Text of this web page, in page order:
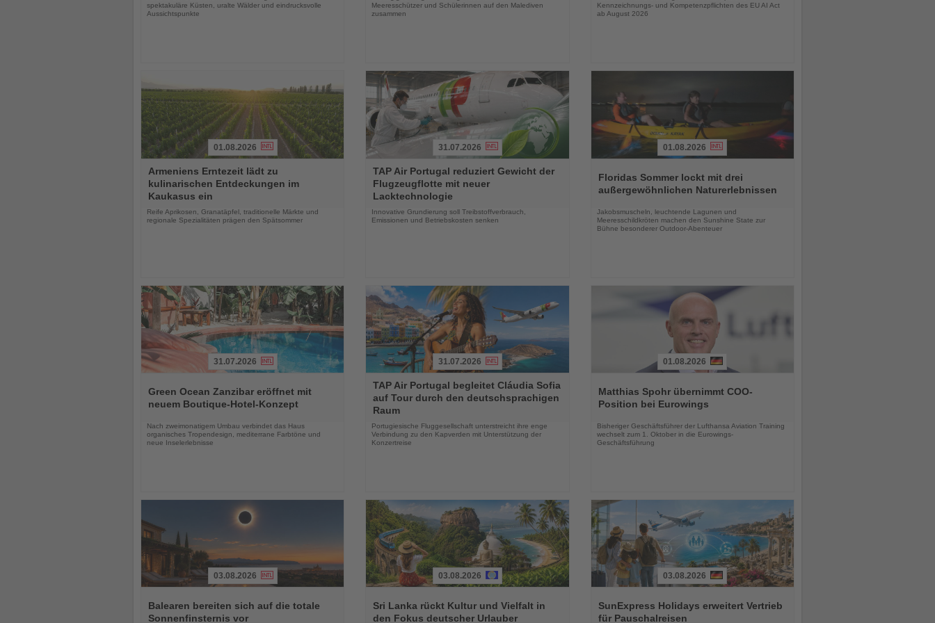
spektakuläre Küsten, uralte Wälder und eindrucksvolle
Aussichtspunkte
Meeresschützer und Schülerinnen auf den Malediven
zusammen
Kennzeichnungs- und Kompetenzpflichten des EU AI Act
ab August 2026
Sie
die
Nachrichten
01.08.2026
Armeniens Erntezeit lädt zu
kulinarischen Entdeckungen im
Kaukasus ein
Reife Aprikosen, Granatäpfel, traditionelle Märkte und
regionale Spezialitäten prägen den Spätsommer
Sie
die
Nachrichten
31.07.2026
TAP Air Portugal reduziert Gewicht der
Flugzeugflotte mit neuer
Lacktechnologie
Innovative Grundierung soll Treibstoffverbrauch,
Emissionen und Betriebskosten senken
Sie
die
Nachrichten
01.08.2026
Floridas Sommer lockt mit drei
außergewöhnlichen Naturerlebnissen
Jakobsmuscheln, leuchtende Lagunen und
Meeresschildkröten machen den Sunshine State zur
Bühne besonderer Outdoor-Abenteuer
Sie
die
31.07.2026
Green Ocean Zanzibar eröffnet mit
neuem Boutique-Hotel-Konzept
Nach zweimonatigem Umbau verbindet das Haus
organisches Tropendesign, mediterrane Farbtöne und
neue Inselerlebnisse
Sie
die
Nachrichten
31.07.2026
TAP Air Portugal begleitet Cláudia Sofia
auf Tour durch den deutschsprachigen
Raum
Portugiesische Fluggesellschaft unterstreicht ihre enge
Verbindung zu den Kapverden mit Unterstützung der
Konzertreise
Sie
die
01.08.2026
Matthias Spohr übernimmt COO-
Position bei Eurowings
Bisheriger Geschäftsführer der Lufthansa Aviation Training
wechselt zum 1. Oktober in die Eurowings-
Geschäftsführung
Sie
die
03.08.2026
Balearen bereiten sich auf die totale
Sonnenfinsternis vor
Sie
die
03.08.2026
Sri Lanka rückt Kultur und Vielfalt in
den Fokus deutscher Urlauber
Sie
die
03.08.2026
SunExpress Holidays erweitert Vertrieb
für Pauschalreisen